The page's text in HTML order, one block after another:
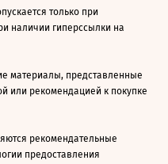
только при
наличии гиперссылки на
материалы, представленные
или рекомендацией к покупке
рекомендательные
предоставления